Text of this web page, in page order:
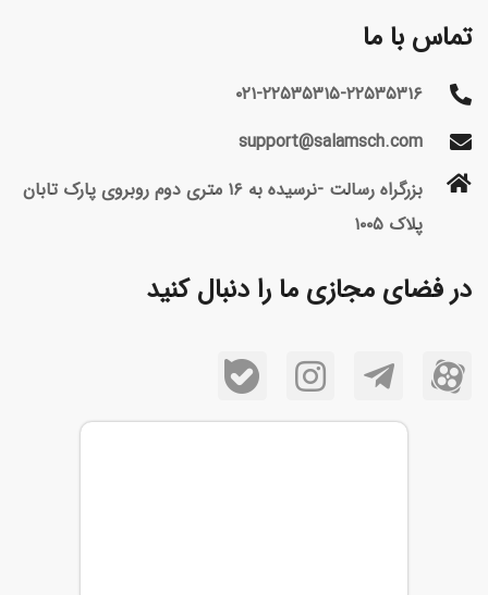
تماس با ما
۰۲۱-۲۲۵۳۵۳۱۵-۲۲۵۳۵۳۱۶
support@salamsch.com
بزرگراه رسالت -نرسیده به ۱۶ متری دوم روبروی پارک تابان
پلاک ۱۰۰۵
در فضای مجازی ما را دنبال کنید